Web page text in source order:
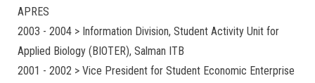
APRES
2003 - 2004 > Information Division, Student Activity Unit for
Applied Biology (BIOTER), Salman ITB
2001 - 2002 > Vice President for Student Economic Enterprise